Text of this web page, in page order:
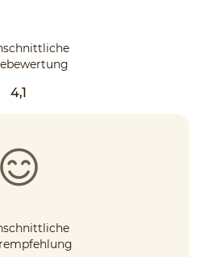
4,1